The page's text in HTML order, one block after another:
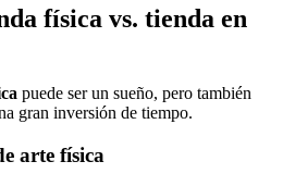
física vs. tienda en
puede ser un sueño, pero también
gran inversión de tiempo.
arte física